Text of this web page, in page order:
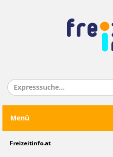
Menü
Freizeitinfo.at